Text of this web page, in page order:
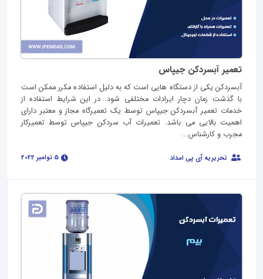
تعمیر آبسردکن جیپاس
آبسردکن یکی از دستگاه هایی است که به دلیل استفاده مکرر ممکن است
با گذشت زمان دچار ایرادات مختلفی شود. در این شرایط استفاده از
خدمات تعمیر آبسردکن جیپاس توسط یک تعمیرگاه مجاز و معتبر دارای
اهمیت بالایی می باشد. تعمیرات آب سردکن جیپاس توسط تعمیرکار
مجرب و کارشناس...
تحریریه آی پی امداد